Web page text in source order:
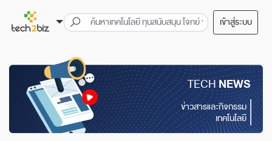
เข้าสู่ระบบ
TECHNEWS
ข่าวสารและกิจกรรม
เทคโนโลยี